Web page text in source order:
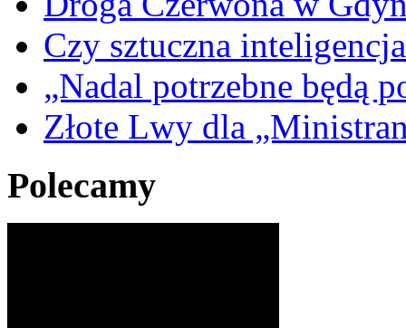
Czy sztuczna
„Nadal potrzebne będą
Złote Lwy dla
Polecamy